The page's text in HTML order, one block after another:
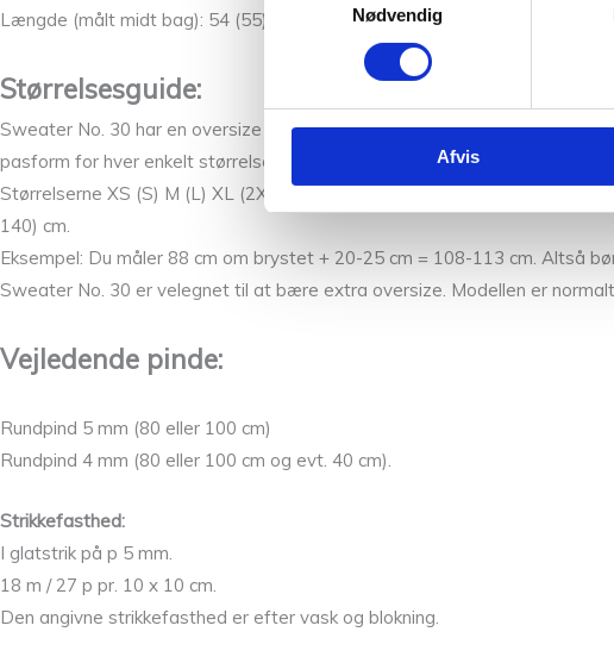
Nødvendig
Afvis
Længde (målt midt bag): 54 (55) 57 (58) 60 (61) 62 (63) cm.
Størrelsesguide:
Sweater No. 30 har en oversize pasform. Beregn et bevægelsesrum på
pasform for hver enkelt størrelse.
Størrelserne XS (S) M (L) XL (2XL) 3XL (4XL) og svarer til europæiske
140) cm.
Eksempel: Du måler 88 cm om brystet + 20-25 cm = 108-113 cm. Altså
Sweater No. 30 er velegnet til at bære extra oversize. Modellen er
Vejledende pinde:
Rundpind 5 mm (80 eller 100 cm)
Rundpind 4 mm (80 eller 100 cm og evt. 40 cm).
Strikkefasthed:
I glatstrik på p 5 mm.
18 m / 27 p pr. 10 x 10 cm.
Den angivne strikkefasthed er efter vask og blokning.